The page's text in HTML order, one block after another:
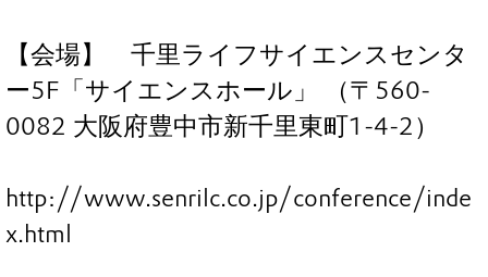
【会場】 千里ライフサイエンスセンタ
ー5F「サイエンスホール」 （〒560-
0082 大阪府豊中市新千里東町1-4-2）
http://www.senrilc.co.jp/conference/inde
x.html